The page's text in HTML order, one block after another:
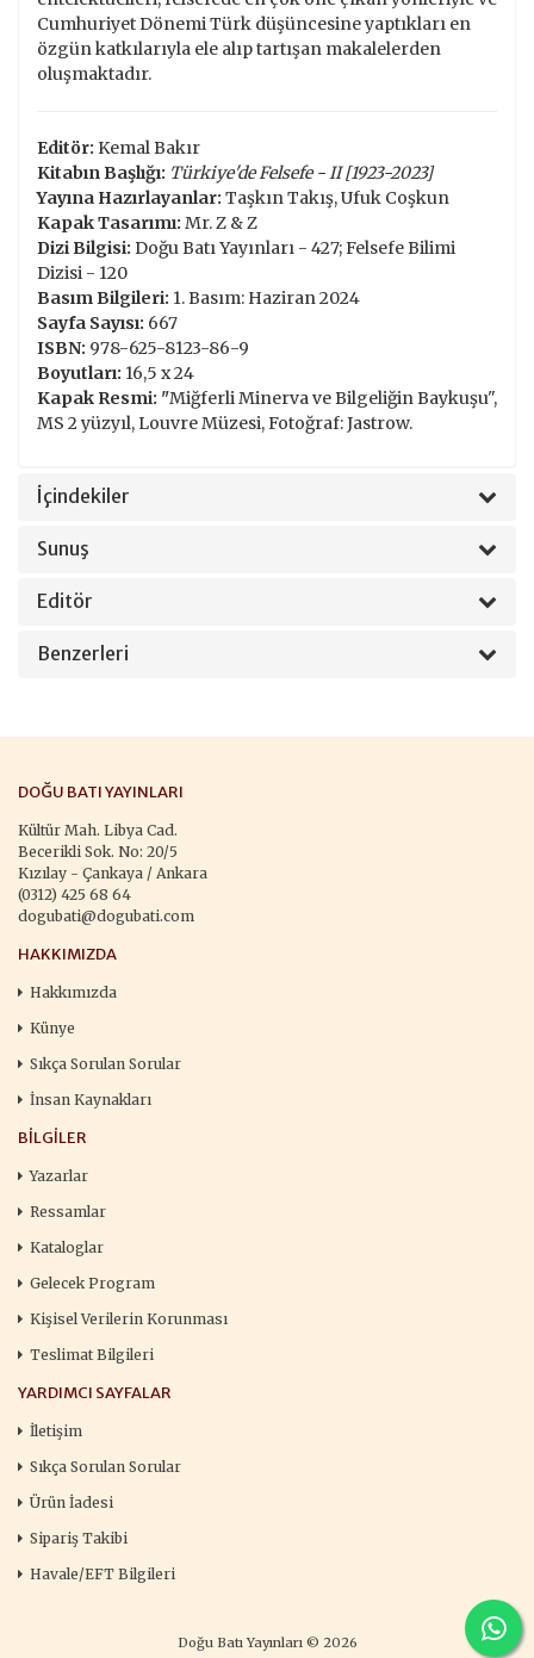
Cumhuriyet Dönemi Türk düşüncesine yaptıkları en
özgün katkılarıyla ele alıp tartışan makalelerden
oluşmaktadır.
Editör: Kemal Bakır
Kitabın Başlığı: Türkiye'de Felsefe - II [1923-2023]
Yayına Hazırlayanlar: Taşkın Takış, Ufuk Coşkun
Kapak Tasarımı: Mr. Z & Z
Dizi Bilgisi: Doğu Batı Yayınları - 427; Felsefe Bilimi
Dizisi - 120
Basım Bilgileri: 1. Basım: Haziran 2024
Sayfa Sayısı: 667
ISBN: 978-625-8123-86-9
Boyutları: 16,5 x 24
Kapak Resmi: "Miğferli Minerva ve Bilgeliğin Baykuşu",
MS 2 yüzyıl, Louvre Müzesi, Fotoğraf: Jastrow.
İçindekiler
Sunuş
Editör
Benzerleri
DOĞU BATI YAYINLARI
Kültür Mah. Libya Cad.
Becerikli Sok. No: 20/5
Kızılay - Çankaya / Ankara
(0312) 425 68 64
dogubati@dogubati.com
HAKKIMIZDA
Hakkımızda
Künye
Sıkça Sorulan Sorular
İnsan Kaynakları
BILGILER
Yazarlar
Ressamlar
Kataloglar
Gelecek Program
Kişisel Verilerin Korunması
Teslimat Bilgileri
YARDIMCI SAYFALAR
İletişim
Sıkça Sorulan Sorular
Ürün İadesi
Sipariş Takibi
Havale/EFT Bilgileri
Doğu Batı Yayınları © 2026